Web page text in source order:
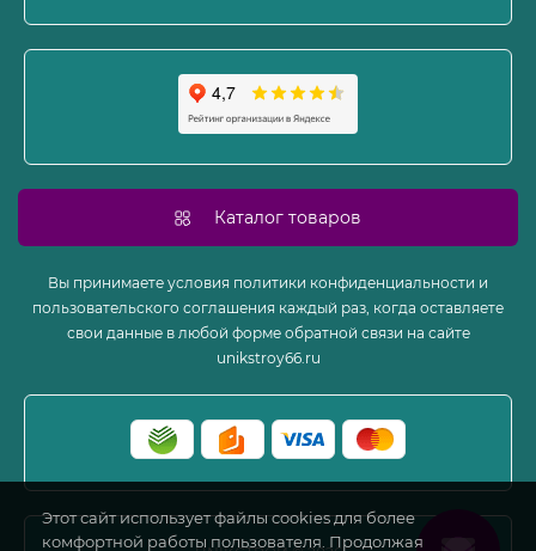
Карта сайта
Производители
Каталог товаров
Вы принимаете условия политики конфиденциальности и
пользовательского соглашения каждый раз, когда оставляете
свои данные в любой форме обратной связи на сайте
unikstroy66.ru
Этот сайт использует файлы cookies для более
комфортной работы пользователя. Продолжая